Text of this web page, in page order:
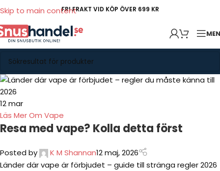
Skip to main contentFRI FRAKT VID KÖP ÖVER 699 KR
12mar
Läs Mer Om Vape
Resa med vape? Kolla detta först
Posted by K M Shannan12 maj, 2026
Länder där vape är förbjudet – guide till stränga regler 2026